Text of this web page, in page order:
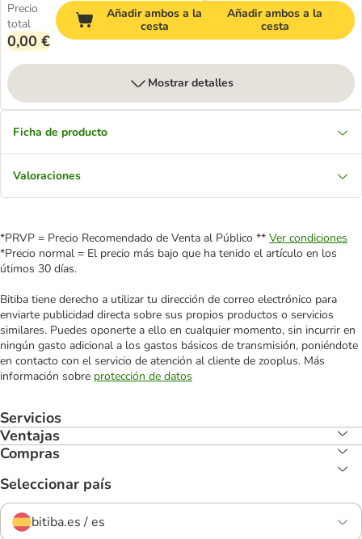
Precio
total
0,00 €
Añadir ambos a la
cesta
Añadir ambos a la
cesta
Mostrar detalles
Ficha de producto
Valoraciones
*PRVP = Precio Recomendado de Venta al Público ** Ver condiciones
*Precio normal = El precio más bajo que ha tenido el artículo en los
útimos 30 días.
Bitiba tiene derecho a utilizar tu dirección de correo electrónico para
enviarte publicidad directa sobre sus propios productos o servicios
similares. Puedes oponerte a ello en cualquier momento, sin incurrir en
ningún gasto adicional a los gastos básicos de transmisión, poniéndote
en contacto con el servicio de atención al cliente de zooplus. Más
información sobre protección de datos
Servicios
Ventajas
Compras
Seleccionar país
bitiba.es / es